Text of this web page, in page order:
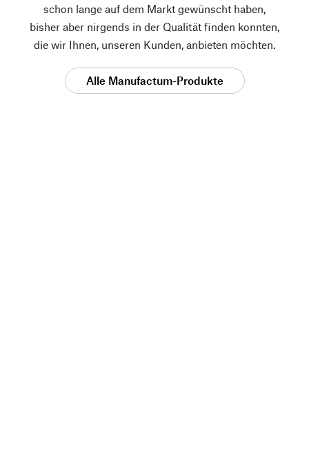
schon lange auf dem Markt gewünscht haben,
bisher aber nirgends in der Qualität finden konnten,
die wir Ihnen, unseren Kunden, anbieten möchten.
Alle Manufactum-Produkte